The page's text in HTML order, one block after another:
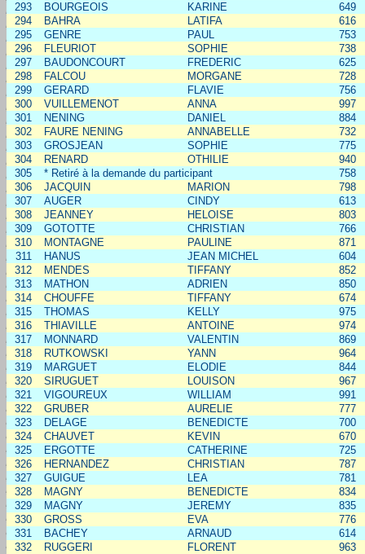
293
BOURGEOIS KARINE
649
294
BAHRA LATIFA
616
295
GENRE PAUL
753
296
FLEURIOT SOPHIE
738
297
BAUDONCOURT FREDERIC
625
298
FALCOU MORGANE
728
299
GERARD FLAVIE
756
300
VUILLEMENOT ANNA
997
301
NENING DANIEL
884
302
FAURE NENING ANNABELLE
732
303
GROSJEAN SOPHIE
775
304
RENARD OTHILIE
940
305
* Retiré à la demande du participant
758
306
JACQUIN MARION
798
307
AUGER CINDY
613
308
JEANNEY HELOISE
803
309
GOTOTTE CHRISTIAN
766
310
MONTAGNE PAULINE
871
311
HANUS JEAN MICHEL
604
312
MENDES TIFFANY
852
313
MATHON ADRIEN
850
314
CHOUFFE TIFFANY
674
315
THOMAS KELLY
975
316
THIAVILLE ANTOINE
974
317
MONNARD VALENTIN
869
318
RUTKOWSKI YANN
964
319
MARGUET ELODIE
844
320
SIRUGUET LOUISON
967
321
VIGOUREUX WILLIAM
991
322
GRUBER AURELIE
777
323
DELAGE BENEDICTE
700
324
CHAUVET KEVIN
670
325
ERGOTTE CATHERINE
725
326
HERNANDEZ CHRISTIAN
787
327
GUIGUE LEA
781
328
MAGNY BENEDICTE
834
329
MAGNY JEREMY
835
330
GROSS EVA
776
331
BACHEY ARNAUD
614
332
RUGGERI FLORENT
963